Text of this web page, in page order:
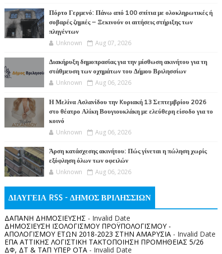
Πόρτο Γερμενό: Πάνω από 100 σπίτια με ολοκληρωτικές ή
σοβαρές ζημιές – Ξεκινούν οι αιτήσεις στήριξης των
πληγέντων
Unknown Aug 07, 2026
Διακήρυξη δημοπρασίας για την μίσθωση ακινήτου για τη
στάθμευση των οχημάτων του Δήμου Βριλησσίων
Unknown Aug 06, 2026
Η Μελίνα Ασλανίδου την Kυριακή 13 Σεπτεμβρίου 2026
στο θέατρο Αλίκη Βουγιουκλάκη με ελεύθερη είσοδο για το
κοινό
Unknown Aug 06, 2026
Άρση κατάσχεσης ακινήτου: Πώς γίνεται η πώληση χωρίς
εξόφληση όλων των οφειλών
Unknown Aug 06, 2026
ΔΙΑΥΓΕΙΑ RSS - ΔΗΜΟΣ ΒΡΙΛΗΣΣΙΩΝ
ΔΑΠΑΝΗ ΔΗΜΟΣΙΕΥΣΗΣ - Invalid Date
ΔΗΜΟΣΙΕΥΣΗ ΙΣΟΛΟΓΙΣΜΟΥ ΠΡΟΫΠΟΛΟΓΙΣΜΟΥ -
ΑΠΟΛΟΓΙΣΜΟΥ ΕΤΩΝ 2018-2023 ΣΤΗΝ ΑΜΑΡΥΣΙΑ- Invalid Date
ΕΠΑ ΑΤΤΙΚΗΣ ΛΟΓΙΣΤΙΚΗ ΤΑΚΤΟΠΟΙΗΣΗ ΠΡΟΜΗΘΕΙΑΣ 5/26
ΔΦ, ΔΤ & ΤΑΠ ΥΠΕΡ ΟΤΑ- Invalid Date